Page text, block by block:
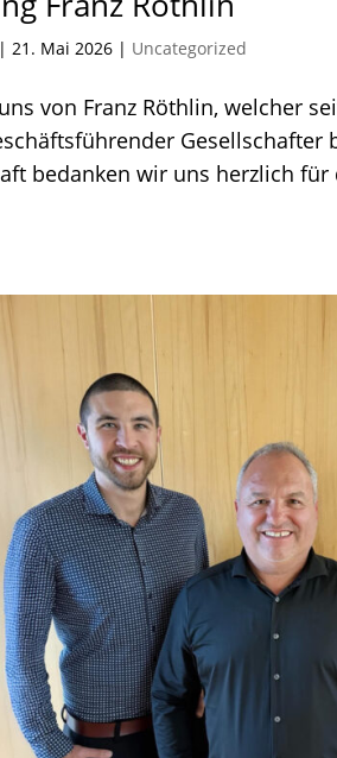
|21. Mai 2026 | Uncategorized
von Franz Röthlin, welcher
bedanken wir uns herzlich